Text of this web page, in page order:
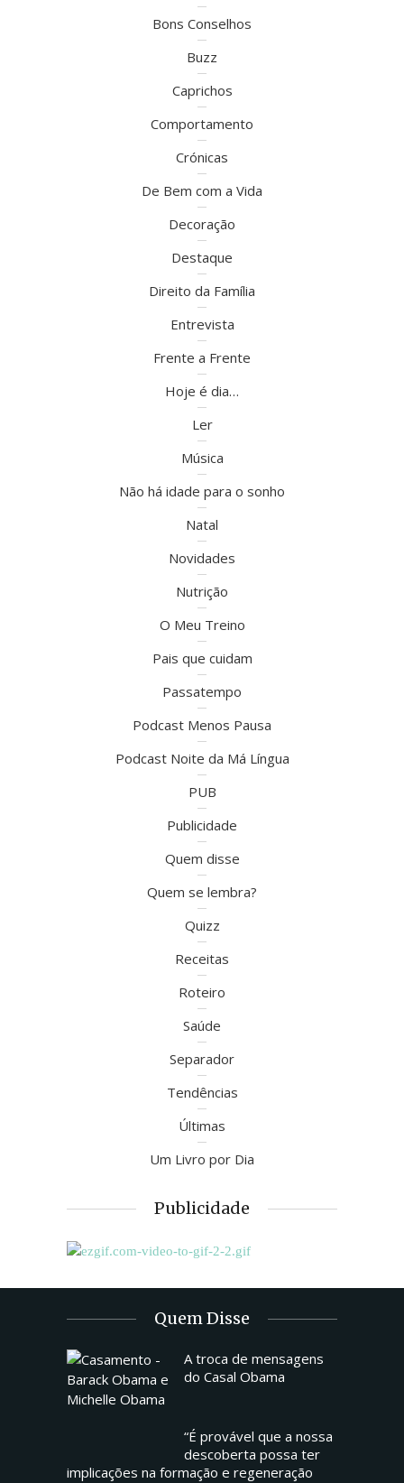
Bons Conselhos
Buzz
Caprichos
Comportamento
Crónicas
De Bem com a Vida
Decoração
Destaque
Direito da Família
Entrevista
Frente a Frente
Hoje é dia…
Ler
Música
Não há idade para o sonho
Natal
Novidades
Nutrição
O Meu Treino
Pais que cuidam
Passatempo
Podcast Menos Pausa
Podcast Noite da Má Língua
PUB
Publicidade
Quem disse
Quem se lembra?
Quizz
Receitas
Roteiro
Saúde
Separador
Tendências
Últimas
Um Livro por Dia
Publicidade
Quem Disse
A troca de mensagens
do Casal Obama
“É provável que a nossa
descoberta possa ter
implicações na formação e regeneração